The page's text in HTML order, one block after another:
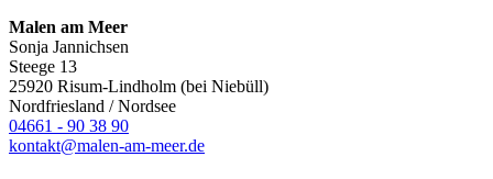
Malen am Meer
Sonja Jannichsen
Steege 13
25920 Risum-Lindholm (bei Niebüll)
Nordfriesland / Nordsee
04661 - 90 38 90
kontakt@malen-am-meer.de